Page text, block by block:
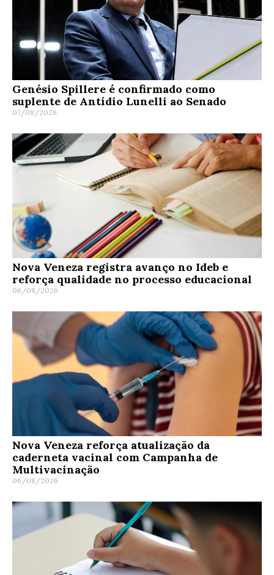
Genésio Spillere é confirmado como
suplente de Antídio Lunelli ao Senado
07/08/2026
Nova Veneza registra avanço no Ideb e
reforça qualidade no processo educacional
06/08/2026
Nova Veneza reforça atualização da
caderneta vacinal com Campanha de
Multivacinação
06/08/2026